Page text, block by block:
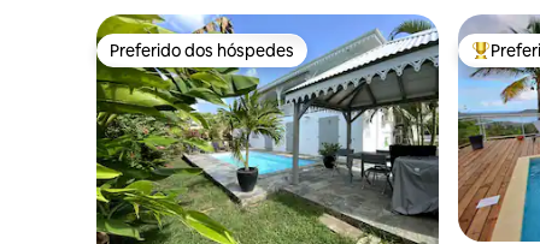
Preferido dos hóspedes
Preferido dos hóspedes Entre